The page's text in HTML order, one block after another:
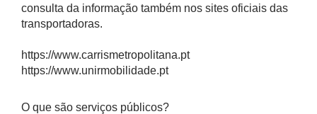
consulta da informação também nos sites oficiais das
transportadoras.
https://www.carrismetropolitana.pt
https://www.unirmobilidade.pt
O que são serviços públicos?